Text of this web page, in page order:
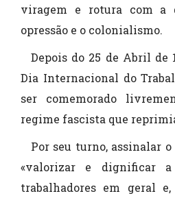
viragem e rotura com a
opressão e o colonialismo.
Depois do 25 de Abril de
Dia Internacional do
ser comemorado
regime fascista que
Por seu turno, assinalar
«valorizar e dignificar
trabalhadores em geral